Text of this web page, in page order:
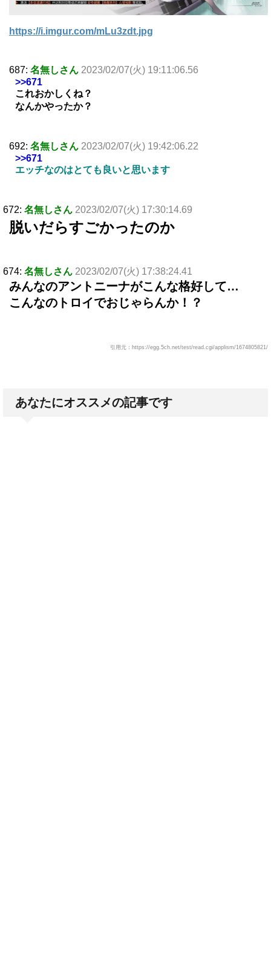
https://i.imgur.com/mLu3zdt.jpg
687: 名無しさん 2023/02/07(火) 19:11:06.56
>>671
これおかしくね？
なんかやったか？
692: 名無しさん 2023/02/07(火) 19:42:06.22
>>671
エッチなのはとても良いと思います
672: 名無しさん 2023/02/07(火) 17:30:14.69
脱いだらすごかったのか
674: 名無しさん 2023/02/07(火) 17:38:24.41
みんなのアントニーナがこんな格好して…
こんなのトロイでおじゃらんか！？
引用元：https://egg.5ch.net/test/read.cgi/applism/1674805821/
あなたにオススメの記事です